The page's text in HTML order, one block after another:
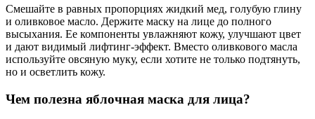
Смешайте в равных пропорциях жидкий мед, голубую глину
и оливковое масло. Держите маску на лице до полного
высыхания. Ее компоненты увлажняют кожу, улучшают цвет
и дают видимый лифтинг-эффект. Вместо оливкового масла
используйте овсяную муку, если хотите не только подтянуть,
но и осветлить кожу.
Чем полезна яблочная маска для лица?